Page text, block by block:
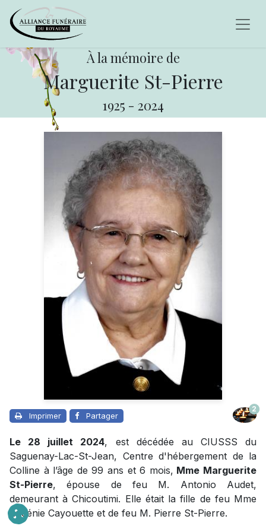
À la mémoire de
Marguerite St-Pierre
1925 - 2024
Imprimer Partager
2
Le 28 juillet 2024, est décédée au CIUSSS du
Saguenay-Lac-St-Jean, Centre d'hébergement de la
Colline à l’âge de 99 ans et 6 mois, Mme Marguerite
St-Pierre, épouse de feu M. Antonio Audet,
demeurant à Chicoutimi. Elle était la fille de feu Mme
Eugénie Cayouette et de feu M. Pierre St-Pierre.